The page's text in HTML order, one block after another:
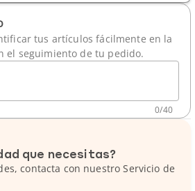
tus artículos fácilmente en la
el seguimiento de tu pedido.
0/40
que necesitas?
contacta con nuestro Servicio de